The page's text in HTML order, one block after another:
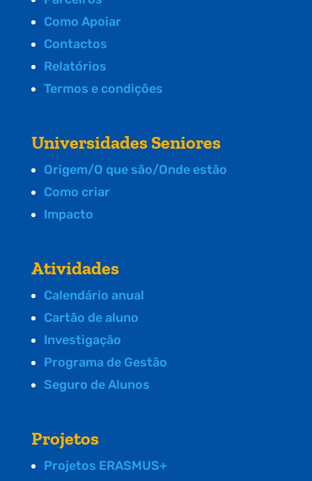
Como Apoiar
Contactos
Relatórios
Termos e condições
Universidades Seniores
Origem/O que são/Onde estão
Como criar
Impacto
Atividades
Calendário anual
Cartão de aluno
Investigação
Programa de Gestão
Seguro de Alunos
Projetos
Projetos ERASMUS+